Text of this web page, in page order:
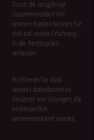
Durch die langjährige
Zusammenarbeit mit
unseren Kunden können Sie
sich auf unsere Erfahrung
in der Rechtspraxis
verlassen.
Profitieren Sie dank
unseres datenbasierten
Ansatzes von Lösungen, die
kontinuierlich
weiterentwickelt werden.